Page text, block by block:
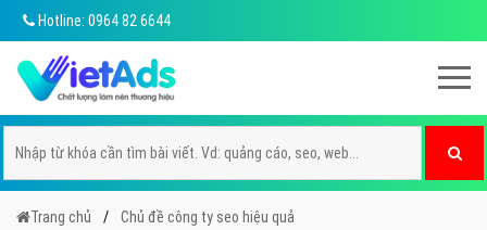
Hotline: 0964 82 6644
Trang chủ Chủ đề công ty seo hiệu quả